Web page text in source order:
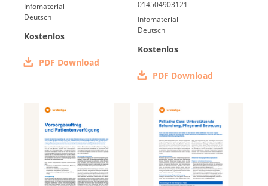
Infomaterial
Deutsch
Kostenlos
PDF Download
Infomaterial
Deutsch
Kostenlos
PDF Download